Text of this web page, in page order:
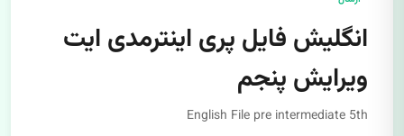
انگلیش فایل پری اینترمدی ایت
ویرایش پنجم
English File pre intermediate 5th